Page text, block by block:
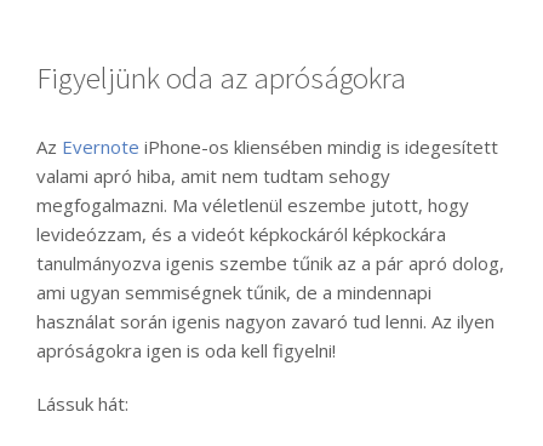
Figyeljünk oda az apróságokra
Az Evernote iPhone-os kliensében mindig is idegesített
valami apró hiba, amit nem tudtam sehogy
megfogalmazni. Ma véletlenül eszembe jutott, hogy
levideózzam, és a videót képkockáról képkockára
tanulmányozva igenis szembe tűnik az a pár apró dolog,
ami ugyan semmiségnek tűnik, de a mindennapi
használat során igenis nagyon zavaró tud lenni. Az ilyen
apróságokra igen is oda kell figyelni!
Lássuk hát: